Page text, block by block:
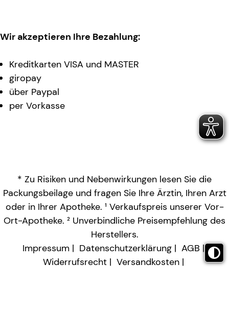
Wir akzeptieren Ihre Bezahlung:
Kreditkarten VISA und MASTER
giropay
über Paypal
per Vorkasse
* Zu Risiken und Nebenwirkungen lesen Sie die
Packungsbeilage und fragen Sie Ihre Ärztin, Ihren Arzt
oder in Ihrer Apotheke. ¹ Verkaufspreis unserer Vor-
Ort-Apotheke. ² Unverbindliche Preisempfehlung des
Herstellers.
Impressum
Datenschutzerklärung
AGB
Widerrufsrecht
Versandkosten